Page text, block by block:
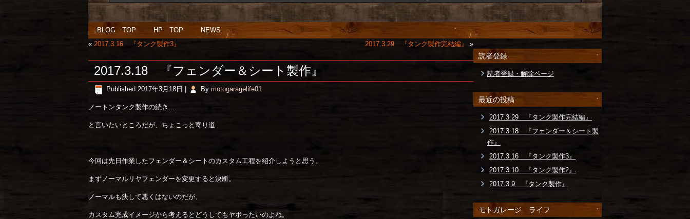
BLOG TOP HP TOP
NEWS
« 2017.3.16 『タンク製作3』 2017.3.29 『タンク製作完結編』 »
2017.3.18 『フェンダー＆シート製作』
Published 2017年3月18日 By motogaragelife01
ノートンタンク製作の続き…
と言いたいところだが、ちょこっと寄り道
今回は先日作業したフェンダー＆シートのカスタム工程を紹介しようと思う。
まずノーマルリヤフェンダーを変更すると決断。
ノーマルも決して悪くはないのだが、
カスタム完成イメージから考えるとどうしてもヤボったいのよね。
読者登録
読者登録・解除ページ
最近の投稿
2017.3.29 『タンク製作完結編』
2017.3.18 『フェンダー＆シート製
作』
2017.3.16 『タンク製作3』
2017.3.10 『タンク製作2』
2017.3.9 『タンク製作』
モトガレージ ライフ